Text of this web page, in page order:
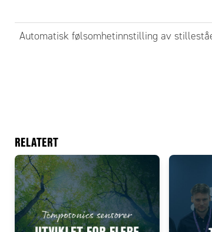
Automatisk følsomhetinnstilling av
RELATERT